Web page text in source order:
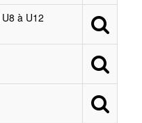
U8 à U12